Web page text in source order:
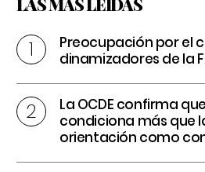
Preocupación por el
dinamizadores de la
La OCDE confirma
condiciona más que
orientación como